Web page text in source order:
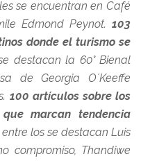
se encuentran en Café
Edmond Peynot. 103
donde el turismo se
destacan la 60° Bienal
de Georgia O´Keeffe
100 artículos sobre los
marcan tendencia
entre los se destacan Luis
compromiso, Thandiwe